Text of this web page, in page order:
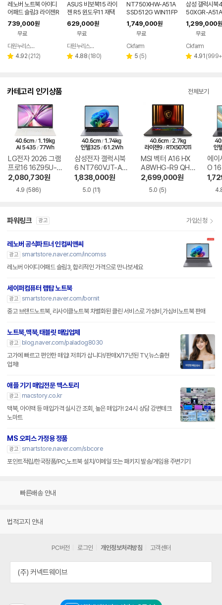
레노버 노트북 아이디
어패드 슬림3 라이젠R
5 8GB 256GB 윈도
우11
739,000원
무료
페이
다원누리스토어
별 4.92 리
(212)
ASUS 비보북15 라이
젠 R5 윈도우11 재택
근무 싼 노트북
629,000원
무료
페이
다원누리스토어
별 4.88 리
(180)
NT750XHW-A51A
SSD512G WIN11FP
P(버젼UP설치) 삼성
전자 갤럭시북5 노트
1,749,000원
무료
Ckfarm
별 5 리
(5)
삼성 갤럭시
50XGR-
1 FPP(버젼UP
업무용 학생용
노트북 문스톤
1,299,000원
무료
페이
Ckfarm
별 4.91 리
(999+
카테고리 인기상품 전체보기
LG전자 2026 그램
프로16 16Z95U-G
S5WK
2,080,730원
4.9 (586)
삼성전자 갤럭시북
6 NT760VJT-A51
A
1,838,000원
5.0 (11)
MSI 벡터 A16 HX
A8WHG-R9 QHD
+
2,699,000원
5.0 (5)
에이
O
1-
파워링크 광고 가입신청
레노버 공식파트너 인컴씨앤씨
광고 smartstore.naver.com/incomss
레노버 아이디어패드 슬림3, 합리적인 가격으로 만나보세요
세이퍼컴퓨터 랩탑 노트북
광고 smartstore.naver.com/bornit
중고 브랜드노트북, 리사이클노트북 차별화된 클린 서비스로 가성비,가심비노트북 판매
노트북,맥북,태블릿 매입업체
광고
blog.naver.com/paladog8030
고가에 빠르고 편안한 매입! 저희가 삽니다!/판매X/17년된 TV,뉴스출현
업체!
애플 기기 매입전문 맥스토리
광고
macstory.co.kr
맥북, 아이맥 등 매입가격 실시간 조회, 높은 매입가! 24시 상담 강변테크
노마트
MS 오피스 가정용 정품
광고 smartstore.naver.com/sbcore
포인트적립/한국정품/PC,노트북 설치/이메일 또는 패키지 발송/게임용 주변기기
빠른배송 안내
법적고지 안내
PC버전 로그인 개인정보처리방침 고객센터
(주) 커넥트웨이브